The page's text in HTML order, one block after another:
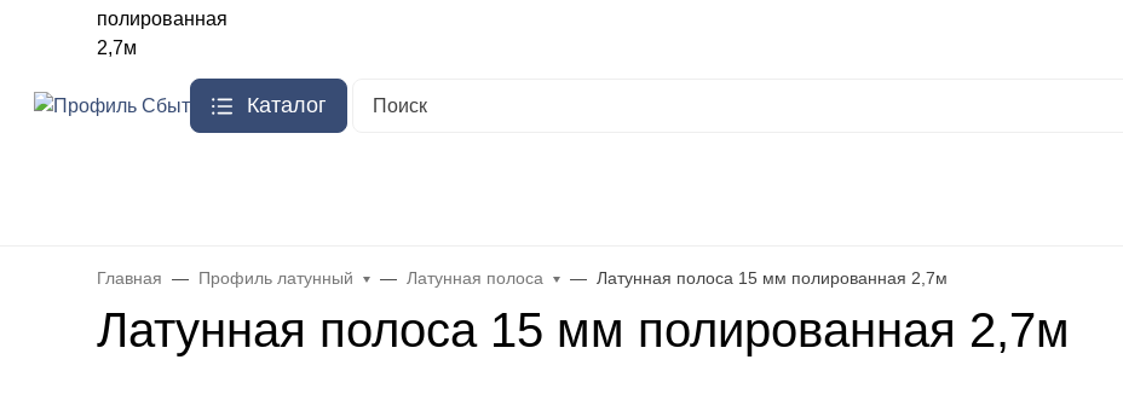
Ваш городМосква?
Каталог
Главная Профиль латунный Латунная полоса Латунная полоса 15 мм полированная 2,7м
Латунная полоса 15 мм полированная 2,7м